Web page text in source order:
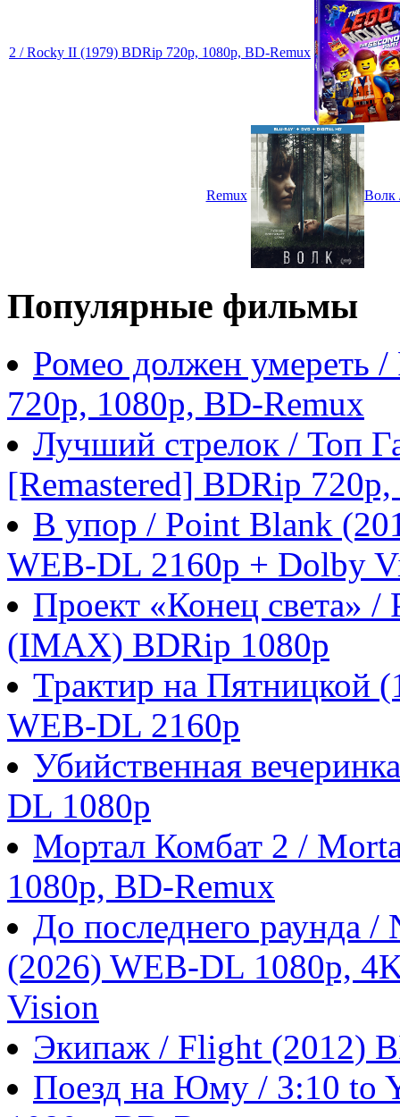
2 / Rocky II (1979) BDRip 720p, 1080p, BD-Remux
Remux Волк
Популярные фильмы
Ромео должен умереть
720p, 1080p, BD-Remux
Лучший стрелок / Топ
[Remastered] BDRip
В упор / Point Blank
WEB-DL 2160p + Dolby
Проект «Конец света»
(IMAX) BDRip 1080p
Трактир на Пятницкой
WEB-DL 2160p
Убийственная
DL 1080p
Мортал Комбат 2 /
1080p, BD-Remux
До последнего раунда
(2026) WEB-DL 1080p,
Vision
Экипаж / Flight (2012)
Поезд на Юму / 3:10 to